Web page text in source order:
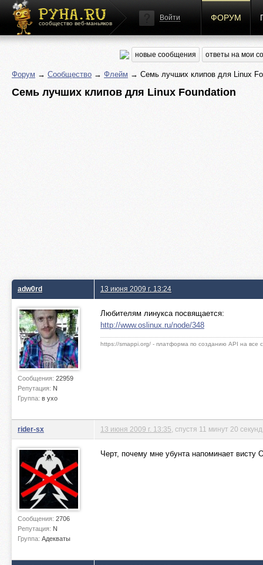
сообщество веб-маньяков
Войти ФОРУМ
новые сообщения ответы на мои
Форум → Сообщество → Флейм → Семь лучших клипов для Linux
Семь лучших клипов для Linux Foundation
adw0rd
Сообщения: 22959
Репутация: N
Группа: в ухо
13 июня 2009 г. 13:24
Любителям линукса посвящается:
http://www.oslinux.ru/node/348
https://smappi.org/ - платформа по созданию API на все
rider-sx
Сообщения: 2706
Репутация: N
Группа: Адекваты
13 июня 2009 г. 13:35 , спустя 11 минут 20 секунд
Черт, почему мне убунта напоминает висту